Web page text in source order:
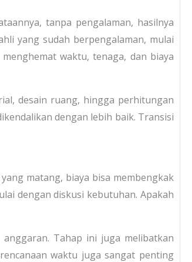
tanpa pengalaman, hasilnya
yang sudah berpengalaman, mulai
waktu, tenaga, dan biaya
desain ruang, hingga perhitungan
dengan lebih baik. Transisi
matang, biaya bisa membengkak
dengan diskusi kebutuhan. Apakah
Tahap ini juga melibatkan
waktu juga sangat penting